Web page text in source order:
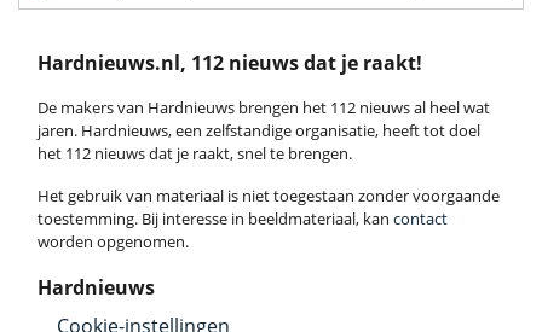
Hardnieuws.nl, 112 nieuws dat je raakt!
De makers van Hardnieuws brengen het 112 nieuws al heel wat
jaren. Hardnieuws, een zelfstandige organisatie, heeft tot doel
het 112 nieuws dat je raakt, snel te brengen.
Het gebruik van materiaal is niet toegestaan zonder voorgaande
toestemming. Bij interesse in beeldmateriaal, kan contact
worden opgenomen.
Hardnieuws
Cookie-instellingen